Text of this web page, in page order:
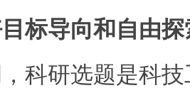
标导向和自由
科研选题是科